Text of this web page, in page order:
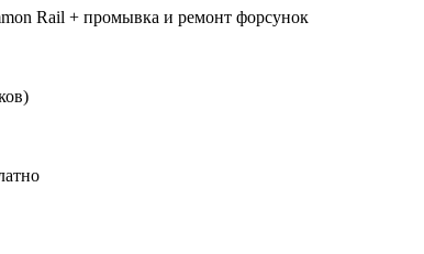
Rail + промывка и ремонт форсунок